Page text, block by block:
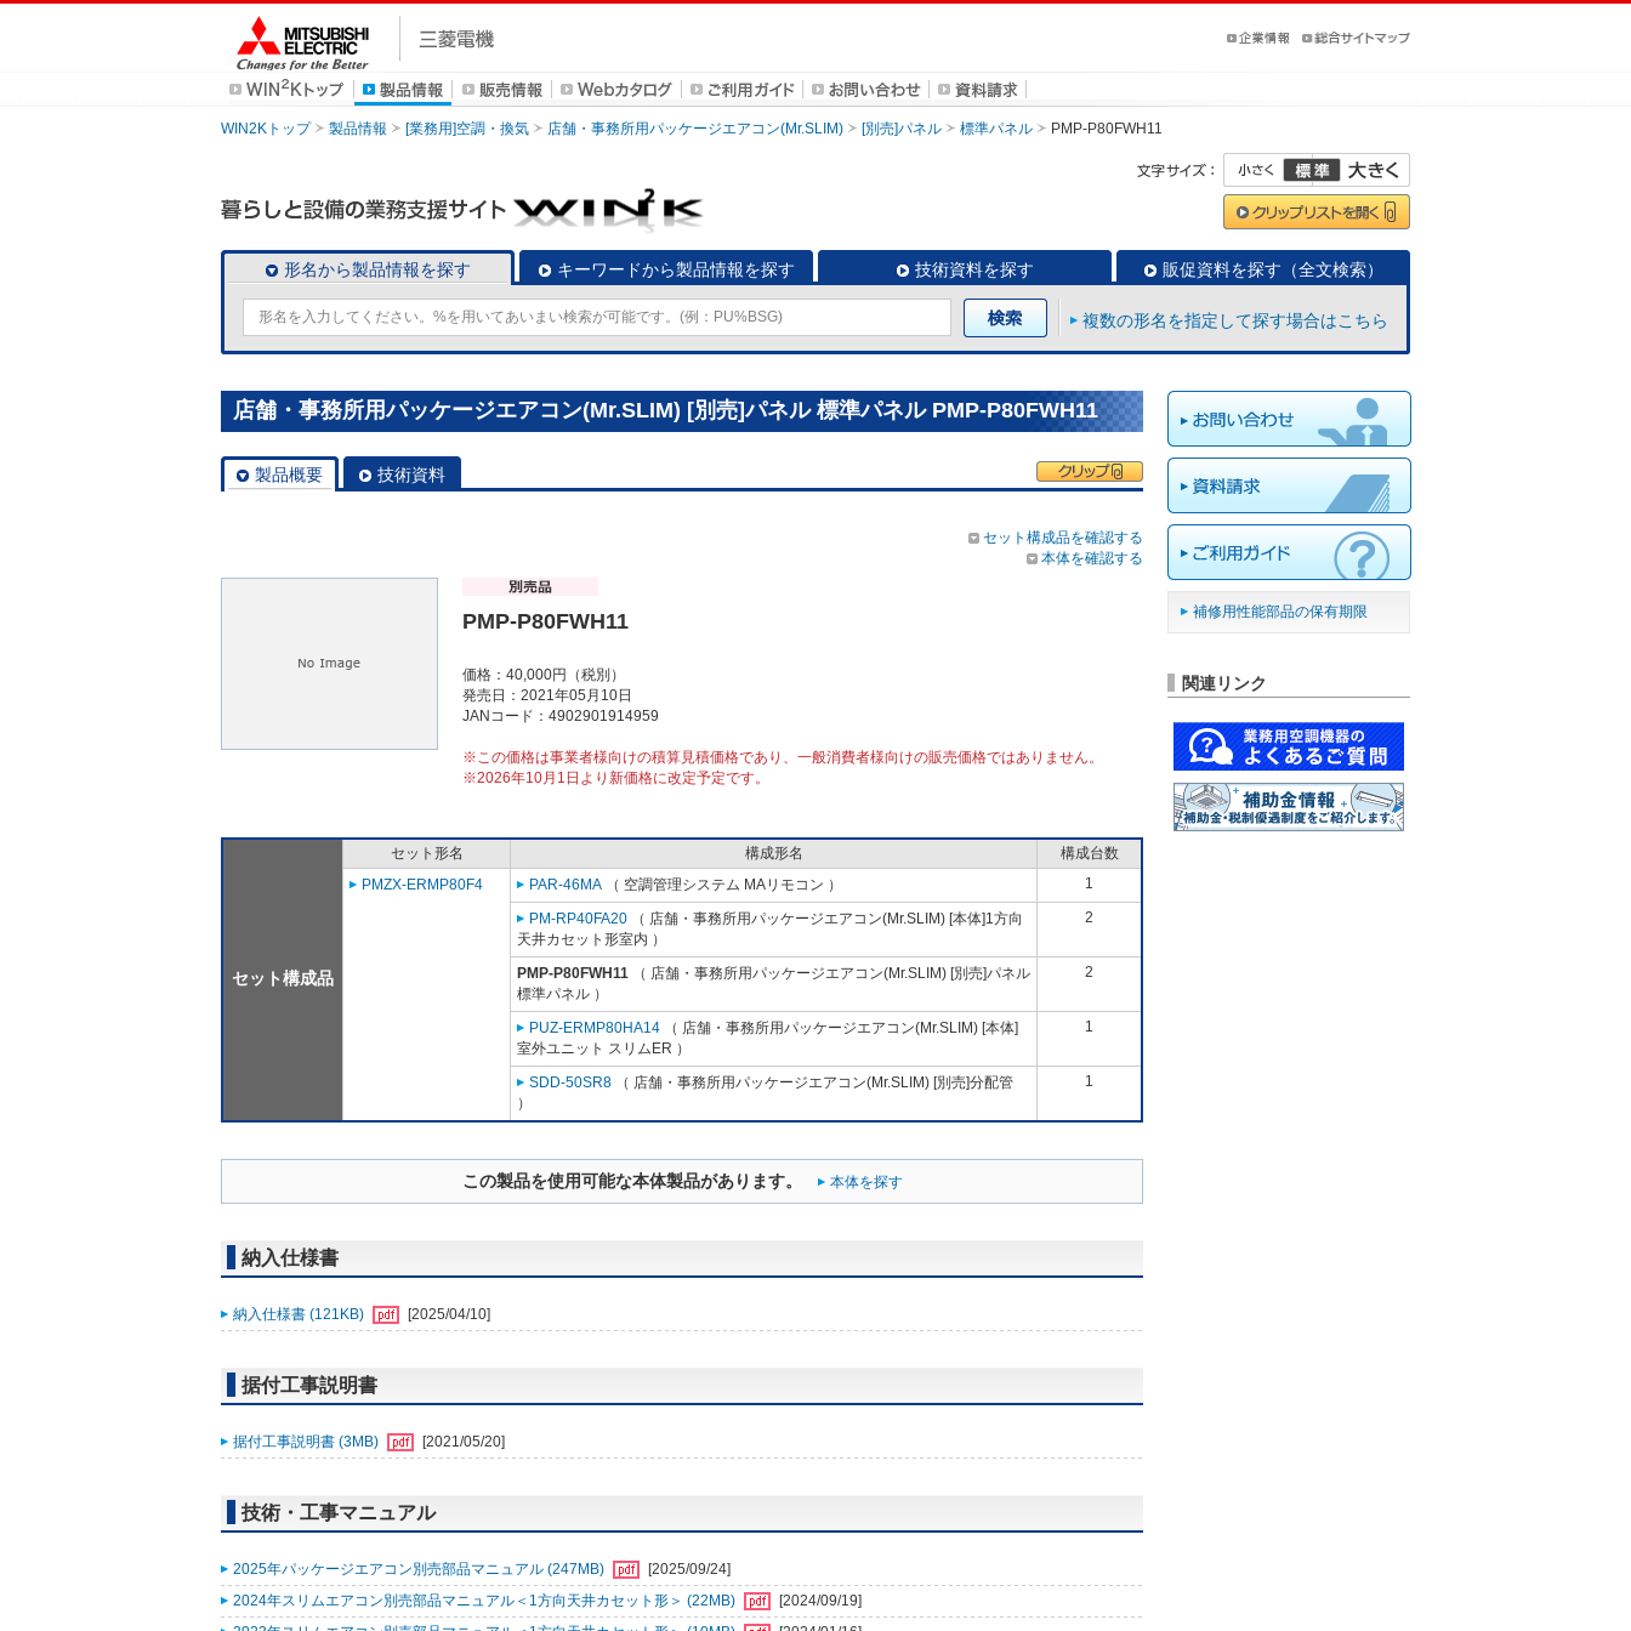
WIN2Kトップ 製品情報 [業務用]空調・換気 店舗・事務所用パッケージエアコン(Mr.SLIM) [別売]パネル 標準パネル PMP-P80FWH11
形名から製品情報を探す キーワードから製品情報を探す 技術資料を探す 販促資料を探す（全文検索）
複数の形名を指定して探す場合はこちら
店舗・事務所用パッケージエアコン(Mr.SLIM) [別売]パネル 標準パネル PMP-P80FWH11
製品概要 技術資料
セット構成品を確認する
本体を確認する
PMP-P80FWH11
価格：40,000円（税別）
発売日：2021年05月10日
JANコード：4902901914959
※この価格は事業者様向けの積算見積価格であり、一般消費者様向けの販売価格ではありません。
※2026年10月1日より新価格に改定予定です。
セット構成品
セット形名 構成形名
構成台数
PMZX-ERMP80F4
PAR-46MA （ 空調管理システム MAリモコン ） 1
PM-RP40FA20 （ 店舗・事務所用パッケージエアコン(Mr.SLIM) [本体]1方向
天井カセット形室内 ）
2
PMP-P80FWH11 （ 店舗・事務所用パッケージエアコン(Mr.SLIM) [別売]パネル
標準パネル ）
2
PUZ-ERMP80HA14 （ 店舗・事務所用パッケージエアコン(Mr.SLIM) [本体]
室外ユニット スリムER ）
1
SDD-50SR8 （ 店舗・事務所用パッケージエアコン(Mr.SLIM) [別売]分配管
）
1
この製品を使用可能な本体製品があります。 本体を探す
納入仕様書
納入仕様書 (121KB) [2025/04/10]
据付工事説明書
据付工事説明書 (3MB) [2021/05/20]
技術・工事マニュアル
2025年パッケージエアコン別売部品マニュアル (247MB)
[2025/09/24]
2024年スリムエアコン別売部品マニュアル＜1方向天井カセット形＞ (22MB)
[2024/09/19]
補修用性能部品の保有期限
関連リンク